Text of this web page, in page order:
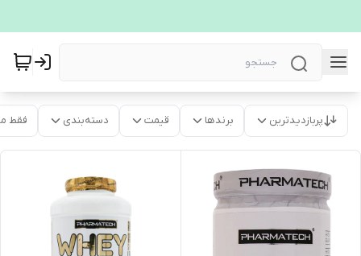
پربازدیدترین برندها قیمت دسته‌بندی فقط